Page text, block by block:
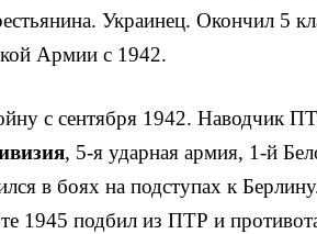
Украинец. Окончил 5
Армии с 1942.
с сентября 1942. Наводчик
, 5-я ударная армия, 1-й
в боях на подступах к
1945 подбил из ПТР и